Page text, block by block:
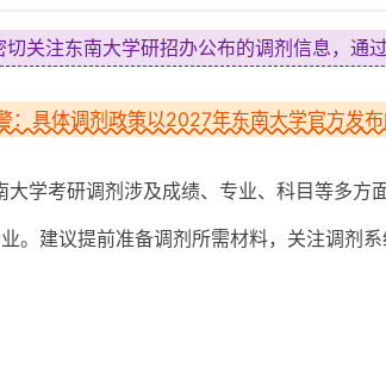
切关注东南大学研招办公布的调剂信息，通
具体调剂政策以2027年东南大学官方发布
大学考研调剂涉及成绩、专业、科目等多方
。建议提前准备调剂所需材料，关注调剂